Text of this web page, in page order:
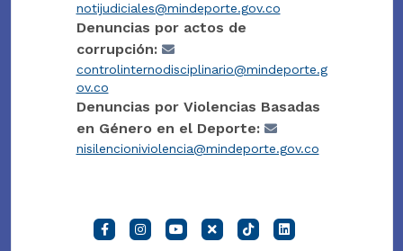
notijudiciales@mindeporte.gov.co
Denuncias por actos de
corrupción:
controlinternodisciplinario@mindeporte.g
ov.co
Denuncias por Violencias Basadas
en Género en el Deporte:
nisilencioniviolencia@mindeporte.gov.co